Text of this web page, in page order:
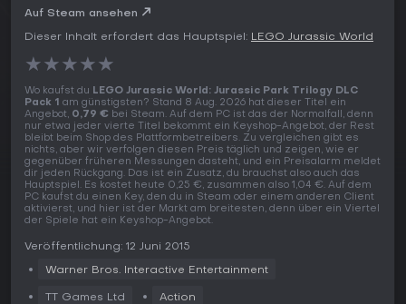
Auf Steam ansehen
Dieser Inhalt erfordert das Hauptspiel: LEGO Jurassic World
★★★★★
Wo kaufst du LEGO Jurassic World: Jurassic Park Trilogy DLC
Pack 1 am günstigsten? Stand 8 Aug. 2026 hat dieser Titel ein
Angebot, 0,79 € bei Steam. Auf dem PC ist das der Normalfall, denn
nur etwa jeder vierte Titel bekommt ein Keyshop-Angebot, der Rest
bleibt beim Shop des Plattformbetreibers. Zu vergleichen gibt es
nichts, aber wir verfolgen diesen Preis täglich und zeigen, wie er
gegenüber früheren Messungen dasteht, und ein Preisalarm meldet
dir jeden Rückgang. Das ist ein Zusatz, du brauchst also auch das
Hauptspiel. Es kostet heute 0,25 €, zusammen also 1,04 €. Auf dem
PC kaufst du einen Key, den du in Steam oder einem anderen Client
aktivierst, und hier ist der Markt am breitesten, denn über ein Viertel
der Spiele hat ein Keyshop-Angebot.
Veröffentlichung: 12 Juni 2015
Warner Bros. Interactive Entertainment
TT Games Ltd Action